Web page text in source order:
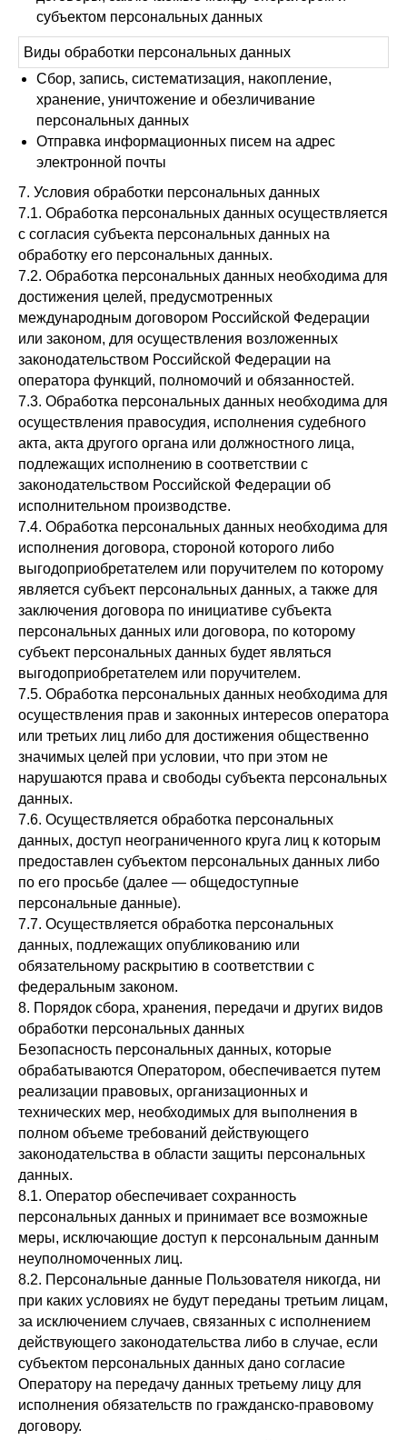
субъектом персональных данных
Виды обработки персональных данных
Сбор, запись, систематизация, накопление,
хранение, уничтожение и обезличивание
персональных данных
Отправка информационных писем на адрес
электронной почты
7. Условия обработки персональных данных
7.1. Обработка персональных данных осуществляется
с согласия субъекта персональных данных на
обработку его персональных данных.
7.2. Обработка персональных данных необходима для
достижения целей, предусмотренных
международным договором Российской Федерации
или законом, для осуществления возложенных
законодательством Российской Федерации на
оператора функций, полномочий и обязанностей.
7.3. Обработка персональных данных необходима для
осуществления правосудия, исполнения судебного
акта, акта другого органа или должностного лица,
подлежащих исполнению в соответствии с
законодательством Российской Федерации об
исполнительном производстве.
7.4. Обработка персональных данных необходима для
исполнения договора, стороной которого либо
выгодоприобретателем или поручителем по которому
является субъект персональных данных, а также для
заключения договора по инициативе субъекта
персональных данных или договора, по которому
субъект персональных данных будет являться
выгодоприобретателем или поручителем.
7.5. Обработка персональных данных необходима для
осуществления прав и законных интересов оператора
или третьих лиц либо для достижения общественно
значимых целей при условии, что при этом не
нарушаются права и свободы субъекта персональных
данных.
7.6. Осуществляется обработка персональных
данных, доступ неограниченного круга лиц к которым
предоставлен субъектом персональных данных либо
по его просьбе (далее — общедоступные
персональные данные).
7.7. Осуществляется обработка персональных
данных, подлежащих опубликованию или
обязательному раскрытию в соответствии с
федеральным законом.
8. Порядок сбора, хранения, передачи и других видов
обработки персональных данных
Безопасность персональных данных, которые
обрабатываются Оператором, обеспечивается путем
реализации правовых, организационных и
технических мер, необходимых для выполнения в
полном объеме требований действующего
законодательства в области защиты персональных
данных.
8.1. Оператор обеспечивает сохранность
персональных данных и принимает все возможные
меры, исключающие доступ к персональным данным
неуполномоченных лиц.
8.2. Персональные данные Пользователя никогда, ни
при каких условиях не будут переданы третьим лицам,
за исключением случаев, связанных с исполнением
действующего законодательства либо в случае, если
субъектом персональных данных дано согласие
Оператору на передачу данных третьему лицу для
исполнения обязательств по гражданско-правовому
договору.